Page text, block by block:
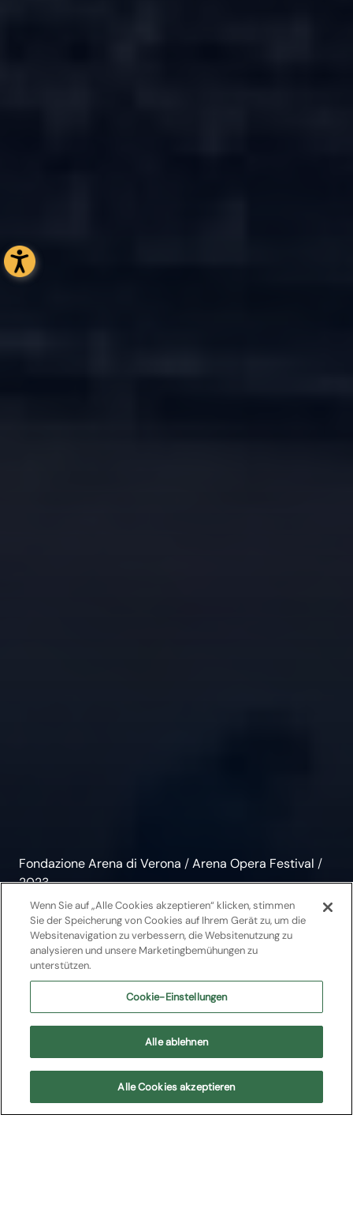
Fondazione Arena di Verona /Arena Opera Festival /
2023
Zorba il Greco
Balletto
Balletto in due atti | Teatro Romano di
Wenn Sie auf „Alle Cookies akzeptieren“ klicken, stimmen
Sie der Speicherung von Cookies auf Ihrem Gerät zu, um die
Websitenavigation zu verbessern, die Websitenutzung zu
analysieren und unsere Marketingbemühungen zu
unterstützen.
Cookie-Einstellungen
Alle ablehnen
Alle Cookies akzeptieren